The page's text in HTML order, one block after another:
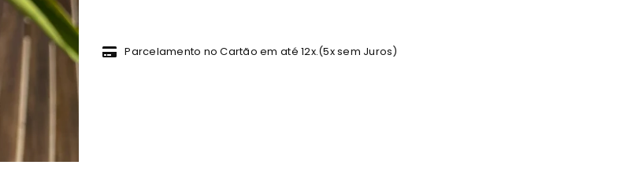
Parcelamento no Cartão em até 12x.(5x sem Juros)